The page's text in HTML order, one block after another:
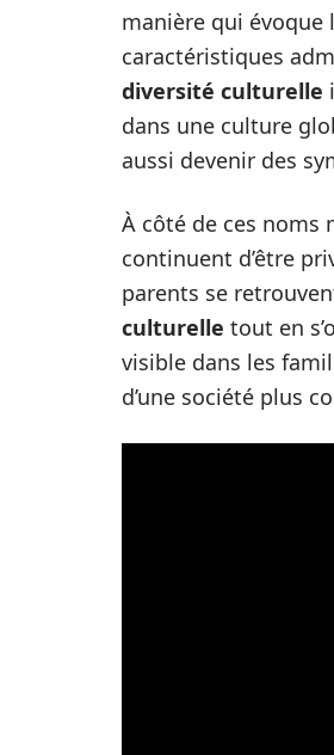
manière qui évoque
caractéristiques
diversité culturelle
dans une culture
aussi devenir des
À côté de ces noms
continuent d’être
parents se
culturelle tout en
visible dans les
d’une société plus